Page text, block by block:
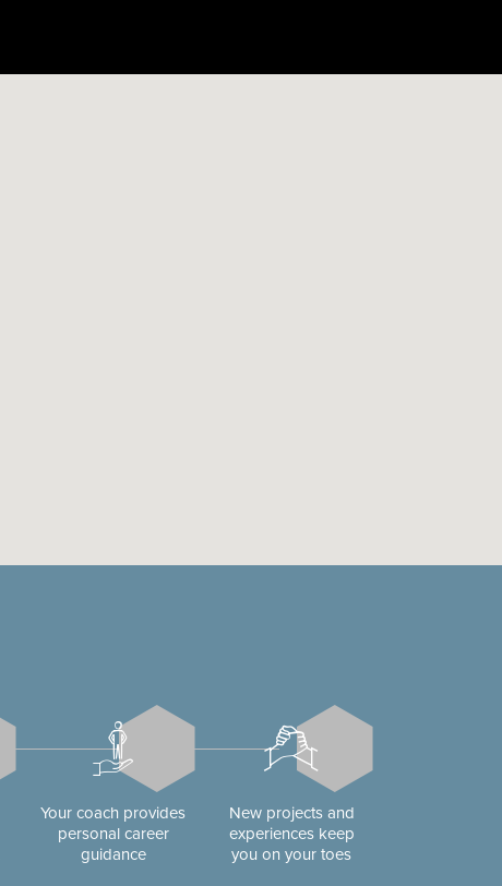
Your coach provides
personal career
guidance
New projects and
experiences keep
you on your toes